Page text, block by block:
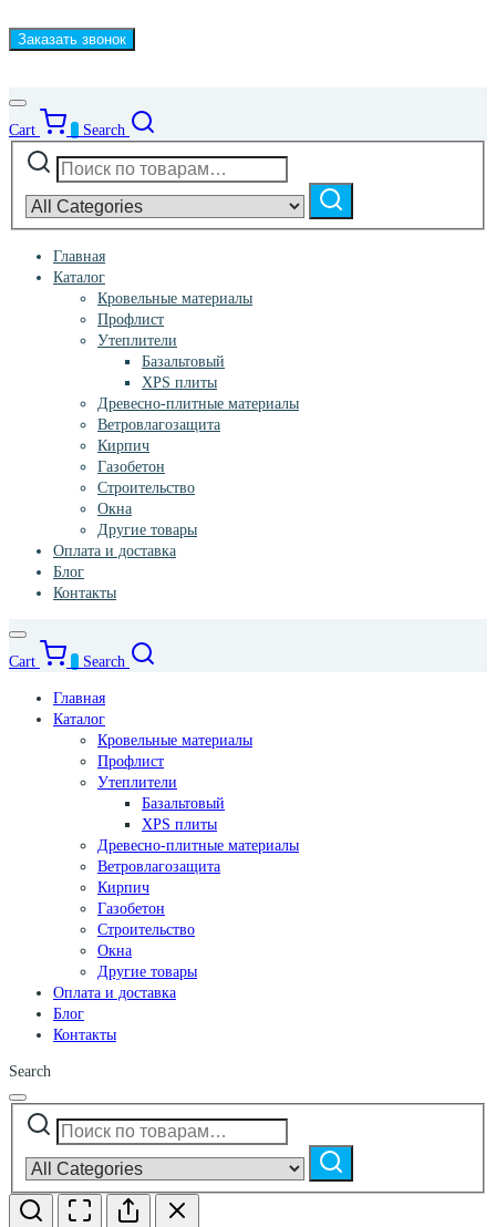
Cart
Search
Искать:
category:
Поиск
Главная
Каталог
Кровельные материалы
Профлист
Утеплители
Базальтовый
XPS плиты
Древесно-плитные материалы
Ветровлагозащита
Кирпич
Газобетон
Строительство
Окна
Другие товары
Оплата и доставка
Блог
Контакты
Cart Search
Главная
Каталог
Кровельные материалы
Профлист
Утеплители
Базальтовый
XPS плиты
Древесно-плитные материалы
Ветровлагозащита
Кирпич
Газобетон
Строительство
Окна
Другие товары
Оплата и доставка
Блог
Контакты
Search
Искать:
category:
Поиск